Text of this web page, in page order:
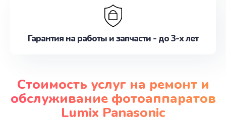
Гарантия на работы и запчасти - до 3-х лет
Стоимость услуг на ремонт и
обслуживание фотоаппаратов
Lumix Panasonic